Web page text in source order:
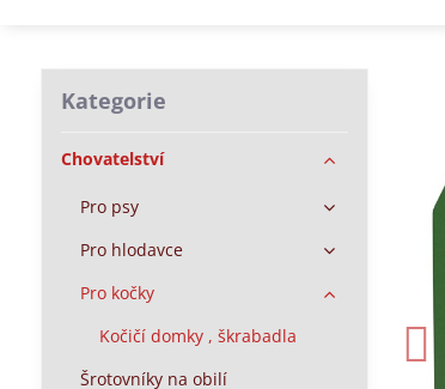
Kategorie
Chovatelství
Pro psy
Pro hlodavce
Pro kočky
Kočičí domky , škrabadla
Šrotovníky na obilí